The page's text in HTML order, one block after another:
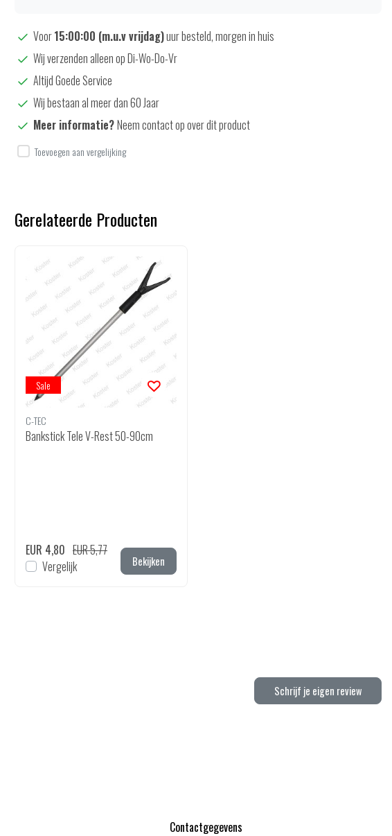
Voor15:00:00 (m.u.v vrijdag)uur besteld, morgen in huis
Wij verzenden alleen op Di-Wo-Do-Vr
Altijd Goede Service
Wij bestaan al meer dan 60 Jaar
Meer informatie?Neem contact op over dit product
Toevoegen aan vergelijking
Gerelateerde Producten
Sale
C-TEC
Bankstick Tele V-Rest 50-90cm
EUR 4,80 EUR 5,77
Vergelijk
Bekijken
Schrijf je eigen review
Contactgegevens